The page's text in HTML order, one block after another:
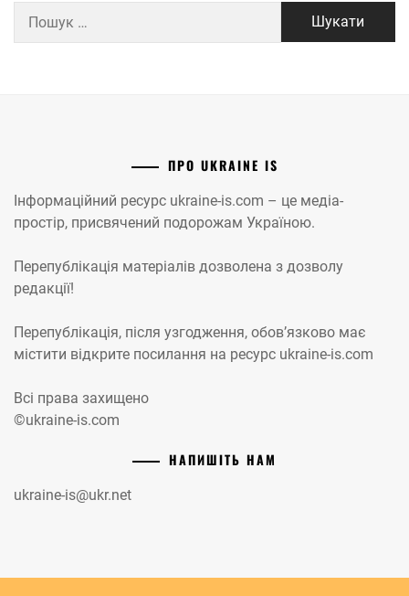
ПРО UKRAINE IS
Інформаційний ресурс ukraine-is.com – це медіа-
простір, присвячений подорожам Україною.
Перепублікація матеріалів дозволена з дозволу
редакції!
Перепублікація, після узгодження, обов’язково має
містити відкрите посилання на ресурс ukraine-is.com
Всі права захищено
©ukraine-is.com
НАПИШІТЬ НАМ
ukraine-is@ukr.net